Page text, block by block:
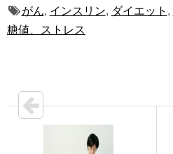
がん, インスリン, ダイエット ,
糖値、ストレス